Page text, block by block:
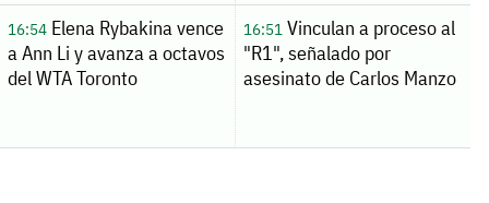
16:54Elena Rybakina vence
a Ann Li y avanza a octavos
del WTA Toronto
16:51Vinculan a proceso al
"R1", señalado por
asesinato de Carlos Manzo